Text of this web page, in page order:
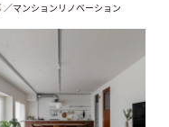
／マンションリノベーション